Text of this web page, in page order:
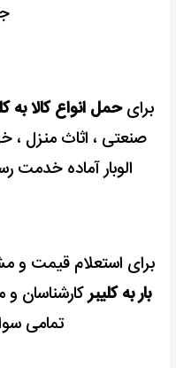
برایحمل انواع کالا به
صنعتی ، اثاث منزل ،
الوبار آماده خدمت
برای استعلام قیمت و
بار به کلیبرکارشناسان و
تمامی